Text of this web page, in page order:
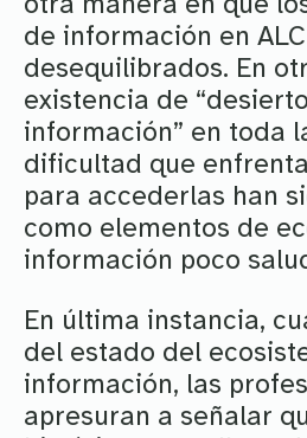
de información en
desequilibrados. En
existencia de
información” en toda
dificultad que
para accederlas han
como elementos de
información poco
En última instancia,
del estado del
información, las
apresuran a señalar